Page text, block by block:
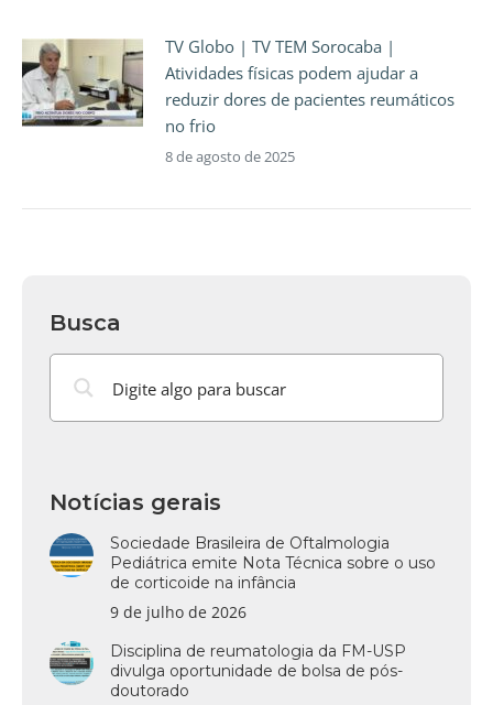
TV Globo | TV TEM Sorocaba |
Atividades físicas podem ajudar a
reduzir dores de pacientes reumáticos
no frio
8 de agosto de 2025
Busca
Notícias gerais
Sociedade Brasileira de Oftalmologia
Pediátrica emite Nota Técnica sobre o uso
de corticoide na infância
9 de julho de 2026
Disciplina de reumatologia da FM-USP
divulga oportunidade de bolsa de pós-
doutorado